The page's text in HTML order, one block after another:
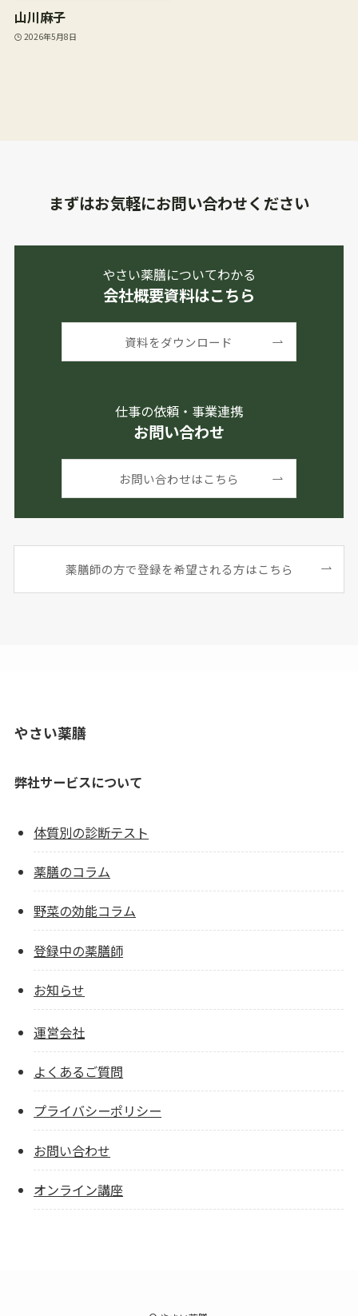
山川麻子
2026年5月8日
まずはお気軽にお問い合わせください
やさい薬膳についてわかる
会社概要資料はこちら
資料をダウンロード
仕事の依頼・事業連携
お問い合わせ
お問い合わせはこちら
薬膳師の方で登録を希望される方はこちら
やさい薬膳
弊社サービスについて
体質別の診断テスト
薬膳のコラム
野菜の効能コラム
登録中の薬膳師
お知らせ
運営会社
よくあるご質問
プライバシーポリシー
お問い合わせ
オンライン講座